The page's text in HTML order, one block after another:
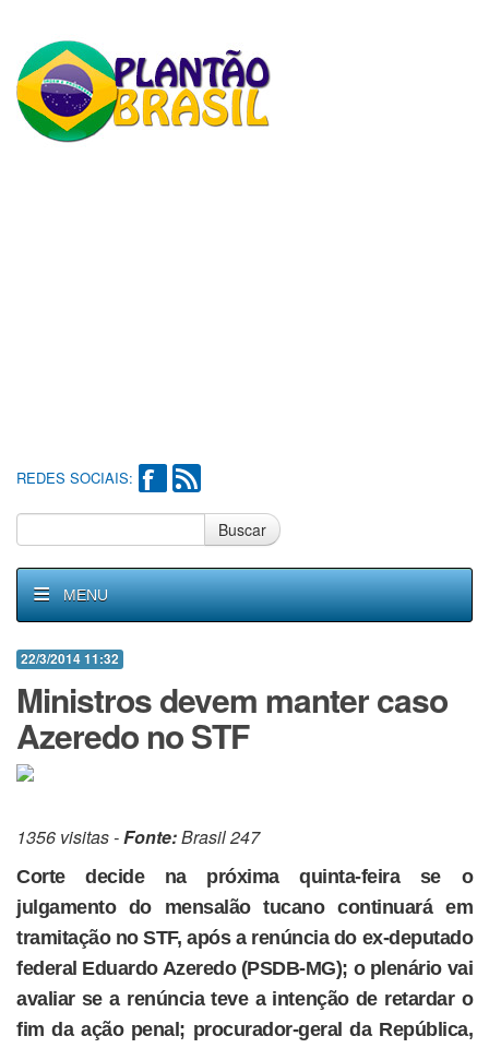
REDES SOCIAIS:
Buscar
MENU
22/3/2014 11:32
Ministros devem manter caso
Azeredo no STF
1356 visitas -Fonte:Brasil 247
Corte decide na próxima quinta-feira se o
julgamento do mensalão tucano continuará em
tramitação no STF, após a renúncia do ex-deputado
federal Eduardo Azeredo (PSDB-MG); o plenário vai
avaliar se a renúncia teve a intenção de retardar o
fim da ação penal; procurador-geral da República,